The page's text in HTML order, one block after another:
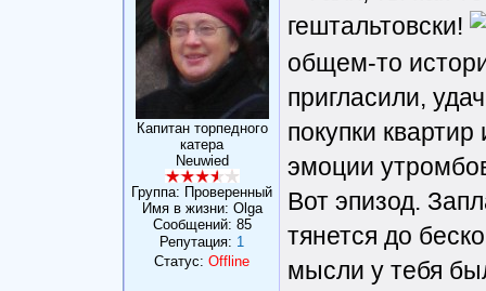
Капитан торпедного
катера
Neuwied
Группа: Проверенный
Имя в жизни: Olga
Сообщений: 85
Репутация: 1
Статус: Offline
гештальтовски!
общем-то
пригласили,
покупки
эмоции
Вот эпизод.
тянется до
мысли у тебя